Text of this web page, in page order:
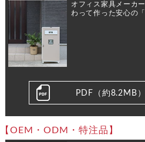
オフィス家具メーカ
わって作った安心の
PDF（約8.2MB）
【OEM・ODM・特注品】